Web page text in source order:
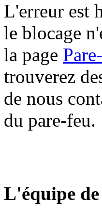
L'erreur est
le blocage
la page
trouverez
de nous
du pare-feu.
L'équipe